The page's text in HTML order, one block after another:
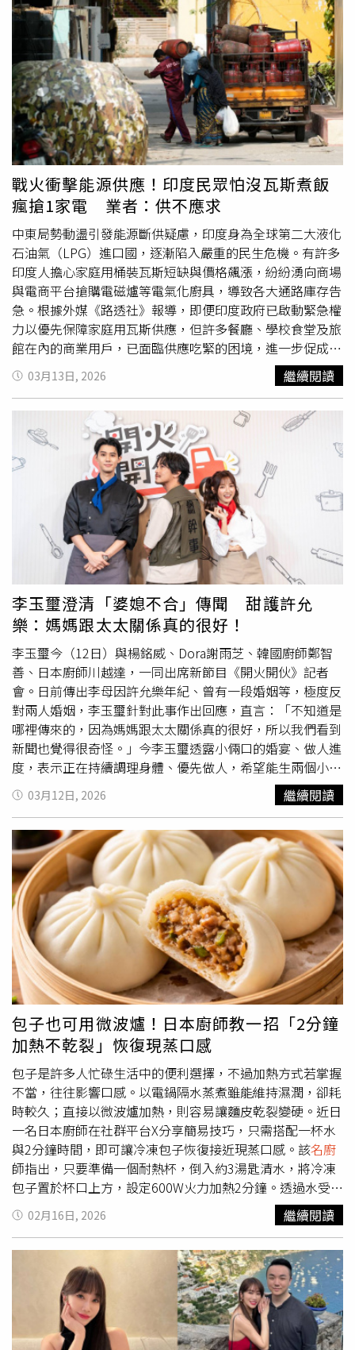
轉化為可被品味的午後時光，每套售價1,500元+10%，即使
不在日本，也能於城市高空中，感受櫻花樹下的優雅片刻，
為春夏留下難忘的味覺記憶。
王；而去年過35歲生日的台北君悅，則反向營收減少近1.7
億元，原本有機會叩關龍頭，如今差距再度拉大，去年以
31.3億元拿下第二。台北晶華酒店董事總經理吳偉正表示，
台北晶華營收占比餐飲約60%、客房約25%、其餘為麗晶精
品，相較前年，各部門收入皆有所成長。今年依然會持續提
升軟硬體設施及服務，像是去年剛完成的行政酒廊裝修，可
以提供國際商務旅客更優質的住宿體驗，進而爭取更高的房
價。餐飲部分也計畫定期舉辦國際客座的美食活動，引進星
級名廚交流廚藝、以及日、韓潮流美食快閃，不斷翻新消費
者的味蕾、提供舊雨新知多元化的餐飲體驗。近年台北晶華
不只在館外餐廳及品牌合作上大放異彩，在突破房間量體限
制的產值管理也取得相當優異的表現，讓2025年平均房價
增加了336元，來到6,302元，持續穩住龍頭地位。台北喜
來登和台北萬豪則穩坐三、四名，不過到了第五名起，排名
開始出現變化，W飯店完成全館405間客房翻新後，去年住
房率提升15個百分點，來到78%，營收也增加近2.1億元，
前進一個名次來到第五。台北漢來飯店位於南港展覽館旁，
去年營運漸上軌道營收達17億元，超越老牌台北圓山飯店及
遠東香格里拉。（圖／漢來飯店提供）2023年10月起試營
運的台北漢來，去年營運漸上軌道，住房率提升近18個百分
點來到57%，平均房價5,359元，總收入增加2.2億元，從排
名第八前進到了第六名。漢來飯店事業群總經理陳依文表
示，台北漢來裡的餐廳「島語」一位難求，宴會廳一年接超
過200場喜宴，生意也相當好，預期今年台北電腦展也會比
去年更盛大。台北漢來位於南港展覽館旁，地利之便有助配
合大型展會舉辦各式會議並服務商務客下榻，知名度也逐漸
提升。今年邁入營運第3年，相信展期外也能獲商務客肯
定，今年盼達到住房率62%、平均房價5,800元，目標轉虧
為盈。W飯店回神、台北漢來漸入佳境，已將遠東香格里拉
與台北圓山擠至七、八名；兩家飯店去年業績僅相差不到
2,000萬元，實力相當接近。今年，台北洲際酒店將於第二
季開幕，地點緊鄰台北大巨蛋與信義計畫區，已為周邊飯店
帶來市場分割壓力。最新消息台北福華將於4月起分階段進
行裝修，目前1樓大廳為彩虹座自助餐廳，未來將改為咖啡
廳。（圖／台北福華提供）另外，根據最新消息，在籌備多
時後，台北福華終於將在4月正式動工，公共空間及房間分
批次進行局部裝修，原本1樓中庭的自助餐廳將移到4樓，中
庭將改成咖啡廳，預計年底或是明年初全部整修完畢，才會
加入萬豪國際集團掛上「傲途格精選酒店」的高端新品牌。
去年全台觀光旅館營收共634.6億元，而台北市就占總量的
一半，商總榮譽理事長賴正鎰認為觀光政策應調整，避免出
現城鄉差距。（圖／林榮芳攝）北市各個觀光旅館表現可圈
可點，去年合計營收為321.6億元，全台觀光旅館加總營收
則為634.6億元，等於北市撐起全台觀光旅館半邊天。「雖
然國際觀光客來台有增加，但絕大多數、約有7成都停留在
台北市！」商總榮譽理事長賴正鎰就直言，這是台灣觀光旅
遊政策出了錯誤，才會出現台北觀光飯店吃飽飽，但反觀在
墾丁或阿里山的觀光旅館業績出現衰退的情況，他建議，希
望政府能夠趕緊調整觀光宣傳政策，比如到外國行銷台灣的
預算要從12億元，增加到30億元，救救國旅和在地觀光產
業！
戰火衝擊能源供應！印度民眾怕沒瓦斯煮飯
瘋搶1家電 業者：供不應求
中東局勢動盪引發能源斷供疑慮，印度身為全球第二大液化
石油氣（LPG）進口國，逐漸陷入嚴重的民生危機。有許多
印度人擔心家庭用桶裝瓦斯短缺與價格飆漲，紛紛湧向商場
與電商平台搶購電磁爐等電氣化廚具，導致各大通路庫存告
急。根據外媒《路透社》報導，即便印度政府已啟動緊急權
力以優先保障家庭用瓦斯供應，但許多餐廳、學校食堂及旅
館在內的商業用戶，已面臨供應吃緊的困境，進一步促成民
間的恐慌性購買，使電磁爐成為目前印度市場最炙手可熱的
商品。電商巨頭亞馬遜（Amazon）印度的數據顯示，最近
電磁爐銷量已呈爆發式增長，銷量翻漲超過30倍，電鍋與電
壓力鍋的銷量也成長了4倍。實體通路與外送平台如
Flipkart、Blinkit及Zepto同樣出現家用電器缺貨潮，多款
熱門型號均顯示「暫時無法供應」。知名廚
具製造商TTK
Prestige執行長維杰拉格萬（Venkatesh Vijayaraghavan）
表示，目前市場供不應求，該公司已將產能從原先的70%拉
升至滿載，並增聘15%的人力應戰，甚至預告將在第二季調
漲價格以因應成本上升。當地餐飲業也受到嚴重影響，多間
連鎖餐廳已開始研擬將電磁爐納入應變計畫，以防瓦斯中斷
導致無法營業。有數據分析顯示，Google趨勢上顯示在印
度有關電磁爐的搜尋量已在3月12日創下歷史新高。但有分
析師指出，由於電磁爐核心零組件仍高度依賴中國與東南亞
進口，若航運持續受阻，供應鏈風險將是未來最大的挑戰。
中東衝突自2月下旬爆發以來，荷姆茲海峽與波斯灣的航運
受到嚴重衝擊，導致全球油氣供應鏈緊縮。雖然根據倫敦證
券交易所集團（LSEG）資料，12日已有一艘載有沙烏地阿
拉伯原油的油輪抵達孟買，這是衝突爆發後首艘抵達印度的
中東油輪，但緊張情勢短期內難以緩解。為了確保零組件供
應無虞，TTK Prestige等廚具大廠已準備捨棄海運，改採空
運方式進口零組件，即便必須吸收高昂的運費成本，也要確
保能在這場能源危機引發的家電搶購潮中維持供貨。
03月13日, 2026 繼續閱讀
李玉璽澄清「婆媳不合」傳聞 甜護許允
樂：媽媽跟太太關係真的很好！
李玉璽今（12日）與楊銘威、Dora謝雨芝、韓國廚師鄭智
善、日本廚師川越達，一同出席新節目《開火開伙》記者
會。日前傳出李母因許允樂年紀、曾有一段婚姻等，極度反
對兩人婚姻，李玉璽針對此事作出回應，直言：「不知道是
哪裡傳來的，因為媽媽跟太太關係真的很好，所以我們看到
新聞也覺得很奇怪。」今李玉璽透露小倆口的婚宴、做人進
度，表示正在持續調理身體、優先做人，希望能生兩個小
孩，成功懷孕後才會舉辦婚宴。而自認廚藝不太好的李玉璽
透露，在家多由老婆許允樂下廚，自己有時會幫忙備料。接
下來他將隨團隊開著餐車前往宜蘭、花蓮、台東、屏東、高
雄、台南、嘉義、雲林、南投、台中、新竹等地，展開17天
的環島活動，雖然希望老婆可以來探班，但因為目前還不知
道錄製流程，擔心會因為太忙無暇顧及另一半，打算先邊走
邊看之後再作打算。《開火開伙》將由鄭智善（左2）、川
越達（右2），兩位韓日主廚領軍 以台灣食材進行料理對
決。（圖／TVBS提供）《開火開伙》最大亮點，莫過於韓
日兩大名廚的正面對決。因《黑白大廚》備受關注的韓國
「港點女王」鄭智善，對於此次合作既緊張又期待。她很開
心能藉此深入了解台灣文化與食材，同時也透露有在台灣展
店的計畫，「會在台北附近」。而首次來台就接受環島錄影
的日本「料理貴公子」川越達也，坦言幾個月前收到邀約十
分猶豫，因為要離家半個多月，讓他放心不下太太，還有家
中3個孩子。但他想到這是難得的機會，能與台灣、韓國文
化交流，同時在家人的鼓勵下，最終仍決定接受挑戰。還在
努力學中文的川越達也用生澀的中文喊話：「日本隊加
油！」為了這次節目，特別從家鄉宮崎縣帶來B.B.Q醬料，
希望結合台式食材，帶來全新的美味料理。《開火開伙》將
於3月13日正式展開環島拍攝。
03月12日, 2026 繼續閱讀
包子也可用微波爐！日本廚師教一招「2分鐘
加熱不乾裂」恢復現蒸口感
包子是許多人忙碌生活中的便利選擇，不過加熱方式若掌握
不當，往往影響口感。以電鍋隔水蒸煮雖能維持濕潤，卻耗
時較久；直接以微波爐加熱，則容易讓麵皮乾裂變硬。近日
一名日本廚師在社群平台X分享簡易技巧，只需搭配一杯水
與2分鐘時間，即可讓冷凍包子恢復接近現蒸口感。該名廚
師指出，只要準備一個耐熱杯，倒入約3湯匙清水，將冷凍
包子置於杯口上方，設定600W火力加熱2分鐘。透過水受熱
後產生的蒸氣，由內而外將包子蒸透，可有效避免水分流
失。此方法不僅縮短等待時間，也能保留麵皮的鬆軟與彈
性。若想進一步提升口感，可在包子表面噴少量清水，再覆
蓋保鮮膜形成密閉環境，使水蒸氣鎖在麵皮中。加熱完成後
應立即食用，以免放置過久導致口感下降。此外，使用微波
加熱時需特別留意器皿材質。務必選擇標示可微波的耐熱玻
璃或陶瓷容器，避免使用帶有金屬邊飾的餐具或鋁箔紙，以
防產生火花與危險。
02月16日, 2026 繼續閱讀